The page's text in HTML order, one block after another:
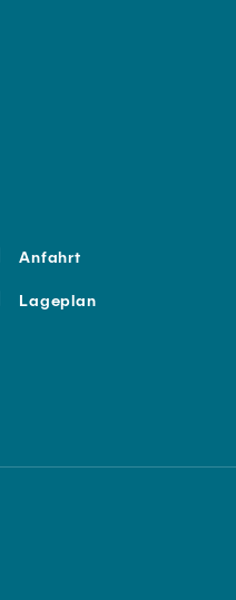
Anfahrt
Lageplan